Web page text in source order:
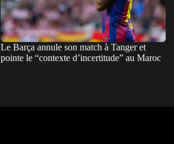
Le Barça annule son match à Tanger et
pointe le “contexte d’incertitude” au Maroc